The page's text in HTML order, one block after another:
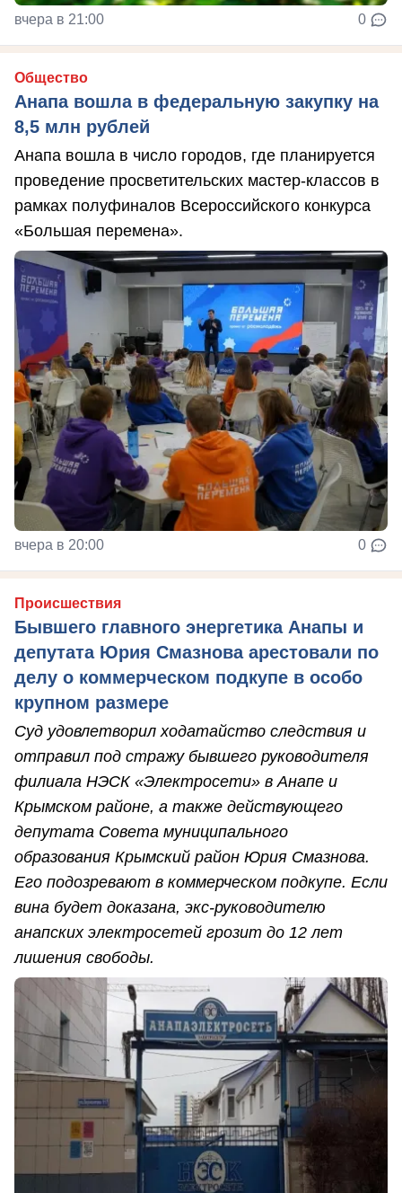
вчера в 21:00 0
Общество
Анапа вошла в федеральную закупку на
8,5 млн рублей
Анапа вошла в число городов, где планируется
проведение просветительских мастер-классов в
рамках полуфиналов Всероссийского конкурса
«Большая перемена».
вчера в 20:00 0
Происшествия
Бывшего главного энергетика Анапы и
депутата Юрия Смазнова арестовали по
делу о коммерческом подкупе в особо
крупном размере
Суд удовлетворил ходатайство следствия и
отправил под стражу бывшего руководителя
филиала НЭСК «Электросети» в Анапе и
Крымском районе, а также действующего
депутата Совета муниципального
образования Крымский район Юрия Смазнова.
Его подозревают в коммерческом подкупе. Если
вина будет доказана, экс-руководителю
анапских электросетей грозит до 12 лет
лишения свободы.